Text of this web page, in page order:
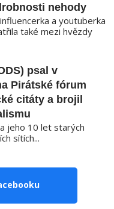
nehody
a youtuberka
také mezi hvězdy
psal v
Pirátské fórum
citáty a brojil
jeho 10 let starých
sítích...